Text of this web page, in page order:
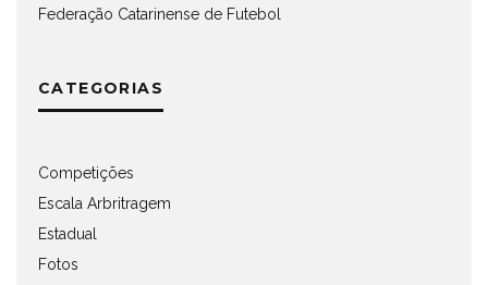
Federação Catarinense de Futebol
CATEGORIAS
Competições
Escala Arbritragem
Estadual
Fotos